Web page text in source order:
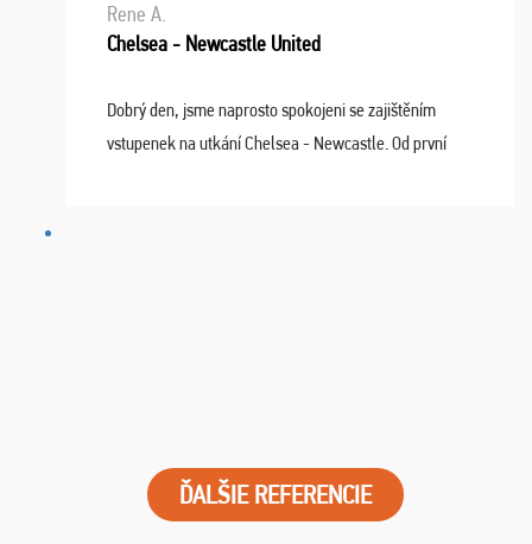
Rene A.
Chelsea - Newcastle United
Dobrý den, jsme naprosto spokojeni se zajištěním
vstupenek na utkání Chelsea - Newcastle. Od první
ĎALŠIE REFERENCIE